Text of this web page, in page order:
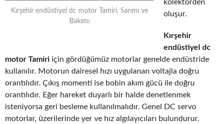
Kırşehir endüstiyel dc motor Tamiri, Sarımı ve
Bakımı
kolektörden
oluşur.
Kırşehir
endüstiyel dc
motor Tamiri için gördüğümüz motorlar genelde endüstride
kullanılır. Motorun dairesel hızı uygulanan voltajla doğru
orantılıdır. Çıkış momenti ise bobin akım gücü ile doğru
orantılıdır. Eğer hareket duyarlı bir halde denetlenmek
isteniyorsa geri besleme kullanılmalıdır. Genel DC servo
motorlar, üzerilerinde yer ve hız algılayıcıları bulundurur.